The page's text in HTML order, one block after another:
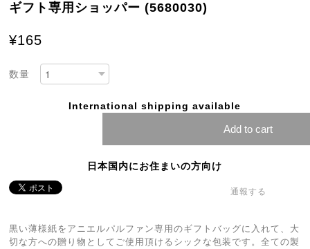
ギフト専用ショッパー (5680030)
¥165
数量
International shipping available
Add to cart
日本国内にお住まいの方向け
通報する
黒い薄様紙をアニエルパルファン専用のギフトバッグに入れて、大
切な方への贈り物としてご使用頂けるシックな包装です。全ての製